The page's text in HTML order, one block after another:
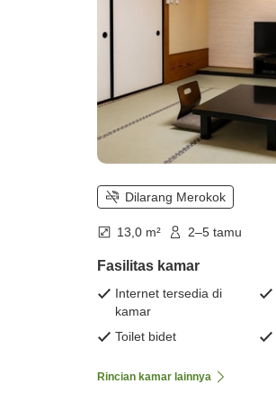
Dilarang Merokok
13,0 m² 2–5 tamu
Fasilitas kamar
Internet tersedia di
kamar
Toilet bidet
Rincian kamar lainnya